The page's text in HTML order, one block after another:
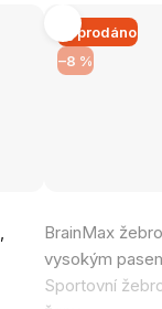
Vyprodáno
–8 %
BrainMax
vysokým
Sportovní
hodnocení
produktu
je